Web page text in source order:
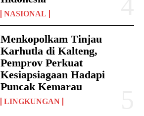
NASIONAL
Menkopolkam Tinjau
Karhutla di Kalteng,
Pemprov Perkuat
Kesiapsiagaan Hadapi
Puncak Kemarau
LINGKUNGAN